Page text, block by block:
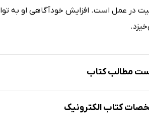
در عمل است. افزایش خودآگاهی او به
مطالب کتاب
کتاب الکترونیک